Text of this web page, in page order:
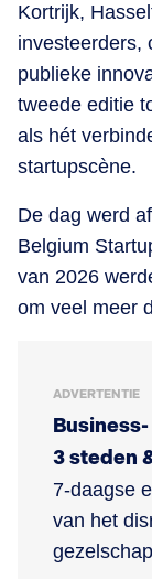
Kortrijk,
investeerders,
publieke
tweede editie
als hét
startupscène.
De dag werd
Belgium
van 2026
om veel meer
ADVERTENTIE
3 steden
7-daagse
van het